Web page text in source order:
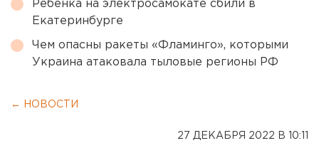
Ребенка на электросамокате сбили в
Екатеринбурге
Чем опасны ракеты «Фламинго», которыми
Украина атаковала тыловые регионы РФ
← НОВОСТИ
27 ДЕКАБРЯ 2022 В 10:11